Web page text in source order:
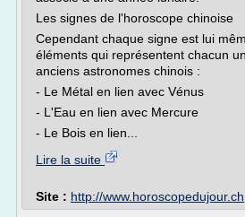
Les signes de l'horoscope chinoise
Cependant chaque signe est lui
éléments qui représentent chacun
anciens astronomes chinois :
- Le Métal en lien avec Vénus
- L'Eau en lien avec Mercure
- Le Bois en lien...
Lire la suite
Site : http://www.horoscopedujour.ch